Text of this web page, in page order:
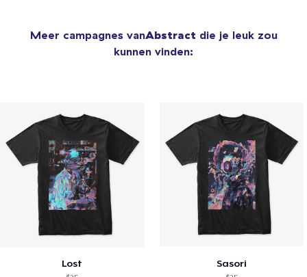
Meer campagnes vanAbstract die je leuk zou
kunnen vinden:
Lost Sasori